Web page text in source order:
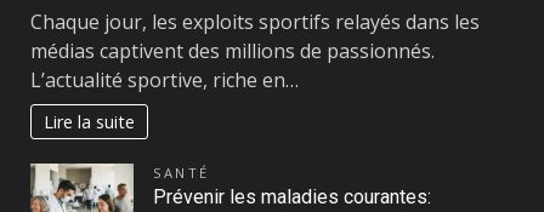
Chaque jour, les exploits sportifs relayés dans les
médias captivent des millions de passionnés.
L’actualité sportive, riche en…
Lire la suite
SANTÉ
Prévenir les maladies courantes: